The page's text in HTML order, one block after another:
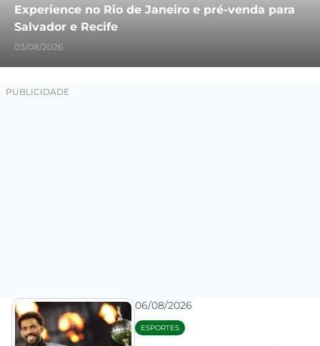
Experience no Rio de Janeiro e pré-venda para
Salvador e Recife
03/08/2026
06/08/2026
ESPORTES